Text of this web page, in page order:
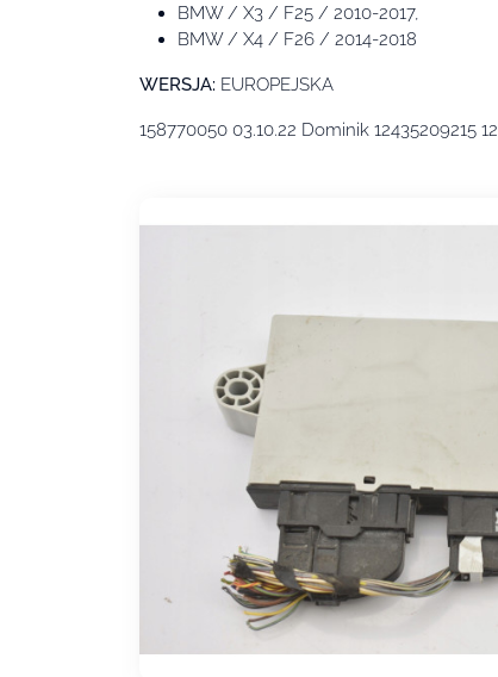
BMW / X3 / F25 / 2010-2017,
BMW / X4 / F26 / 2014-2018
WERSJA: EUROPEJSKA
158770050 03.10.22 Dominik 12435209215